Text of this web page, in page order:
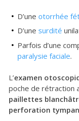
D’une otorrhée
D’une surdité
Parfois d’une
paralysie faciale.
L’examen
poche de rétraction
paillettes
perforation